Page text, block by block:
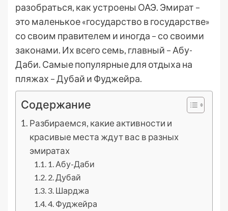
разобраться, как устроены ОАЭ. Эмират –
это маленькое «государство в государстве»
со своим правителем и иногда – со своими
законами. Их всего семь, главный – Абу-
Даби. Самые популярные для отдыха на
пляжах – Дубай и Фуджейра.
Содержание
Разбираемся, какие активности и
красивые места ждут вас в разных
эмиратах
1. Абу-Даби
2. Дубай
3. Шарджа
4. Фуджейра